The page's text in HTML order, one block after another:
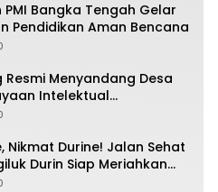
PMI Bangka Tengah Gelar
Pendidikan Aman Bencana
Resmi Menyandang Desa
Intelektual
RI
Nikmat Durine! Jalan Sehat
Durin Siap Meriahkan